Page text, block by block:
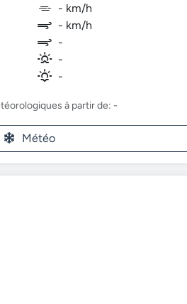
- km/h
- km/h
-
-
-
à partir de: -
Météo